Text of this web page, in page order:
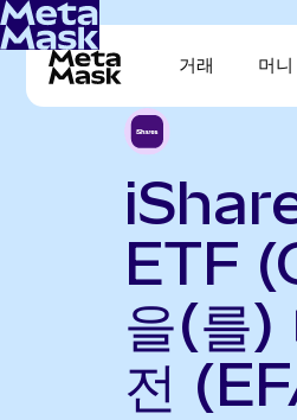
거래 머니
ETF
을(를)
전